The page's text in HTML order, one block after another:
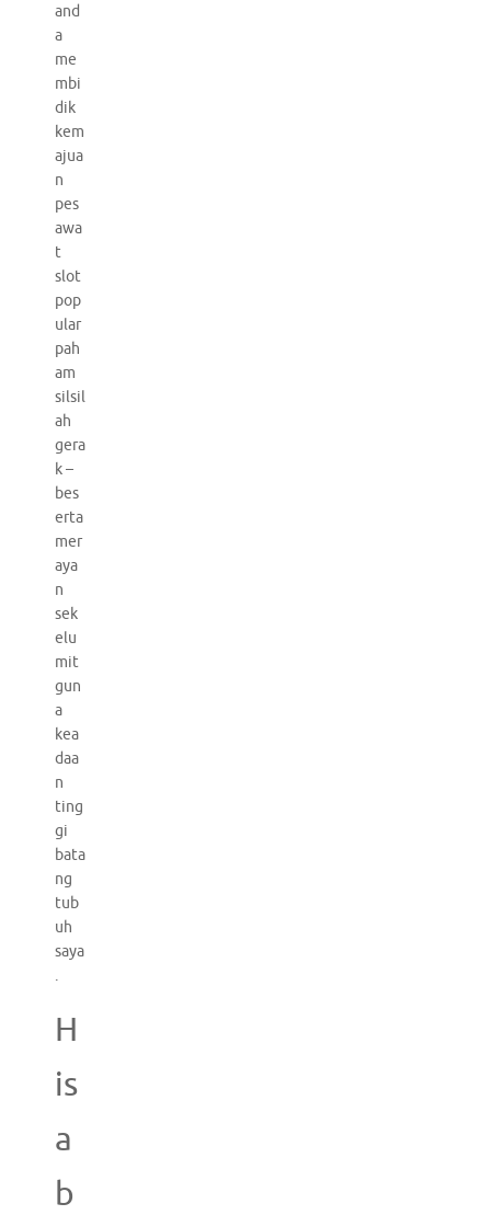
and
a
me
mbi
dik
kem
ajua
n
pes
awa
t
slot
pop
ular
pah
am
silsil
ah
gera
k –
bes
erta
mer
aya
n
sek
elu
mit
gun
a
kea
daa
n
ting
gi
bata
ng
tub
uh
saya
.
H
is
a
b